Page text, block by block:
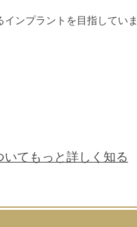
ンプラントを目指していま
いて もっと詳しく知る